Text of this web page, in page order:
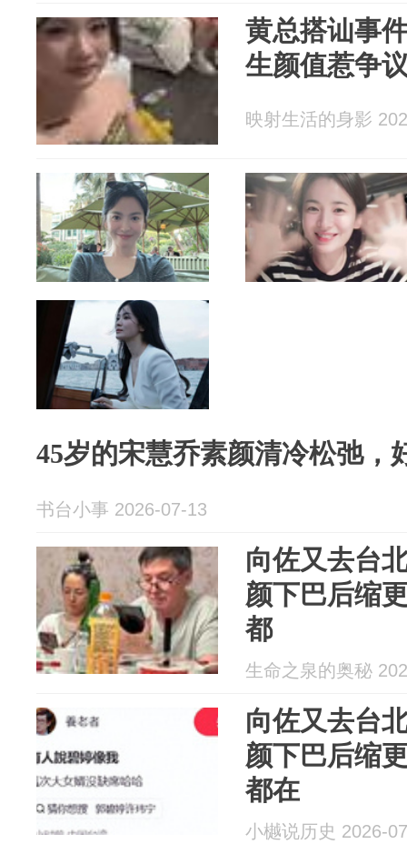
黄总搭讪事
生颜值惹争
映射生活的身影
45岁的宋慧乔素颜清冷松弛，
书台小事 2026-07-13
向佐又去台
颜下巴后缩
都
生命之泉的奥秘
向佐又去台
颜下巴后缩
都在
小樾说历史 2026-